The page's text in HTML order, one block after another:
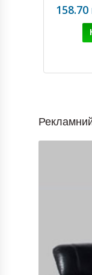
4R(10x15)/
158.70